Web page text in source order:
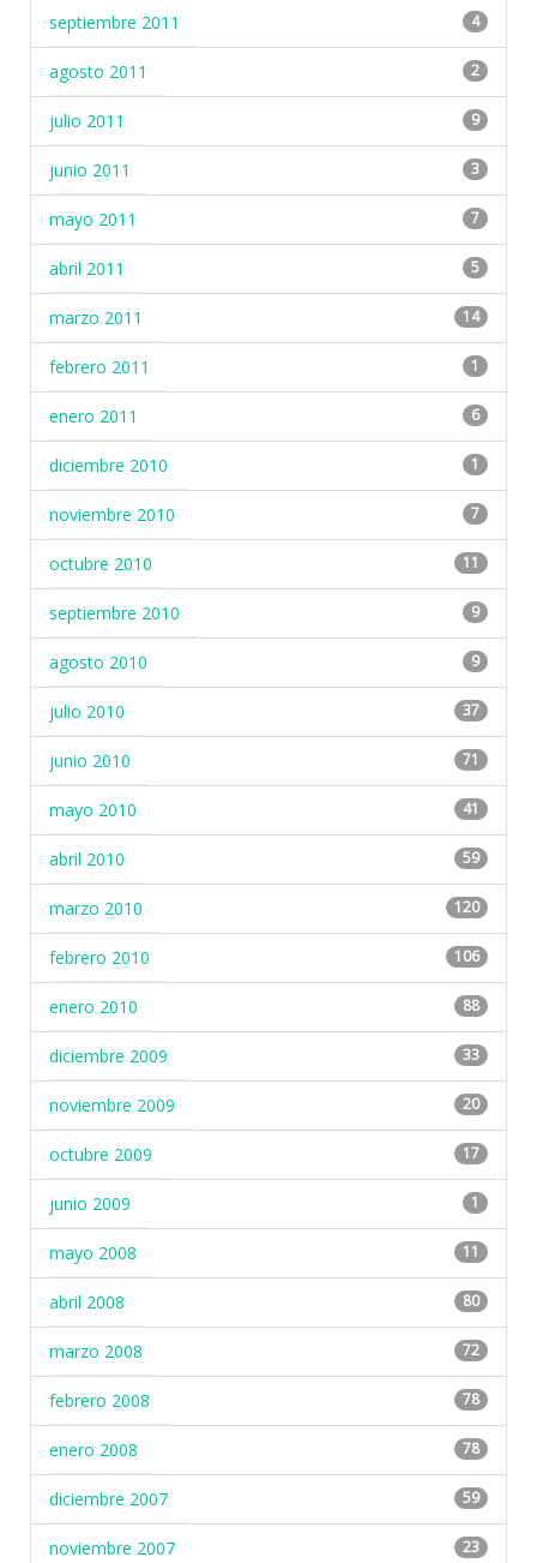
septiembre 2011 4
agosto 2011 2
julio 2011 9
junio 2011 3
mayo 2011 7
abril 2011 5
marzo 2011 14
febrero 2011 1
enero 2011 6
diciembre 2010 1
noviembre 2010 7
octubre 2010 11
septiembre 2010 9
agosto 2010 9
julio 2010 37
junio 2010 71
mayo 2010 41
abril 2010 59
marzo 2010 120
febrero 2010 106
enero 2010 88
diciembre 2009 33
noviembre 2009 20
octubre 2009 17
junio 2009 1
mayo 2008 11
abril 2008 80
marzo 2008 72
febrero 2008 78
enero 2008 78
diciembre 2007 59
noviembre 2007 23